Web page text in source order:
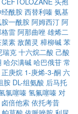
酰胺 西替利嗪 氨基
一酰胺 阿姆西汀 阿
雷 阿那曲唑 雄烯二
素 敌菌灵 樟柳碱 苯
瑞克 十六烷二酸 己酸
哈尔满碱 哈巴俄苷 常
正庚烷 1-庚烯-3-酮 六
胺 DL-组氨酸 后马托
氯噻嗪 氢氟噻嗪 对
卤倍他索 依托考昔